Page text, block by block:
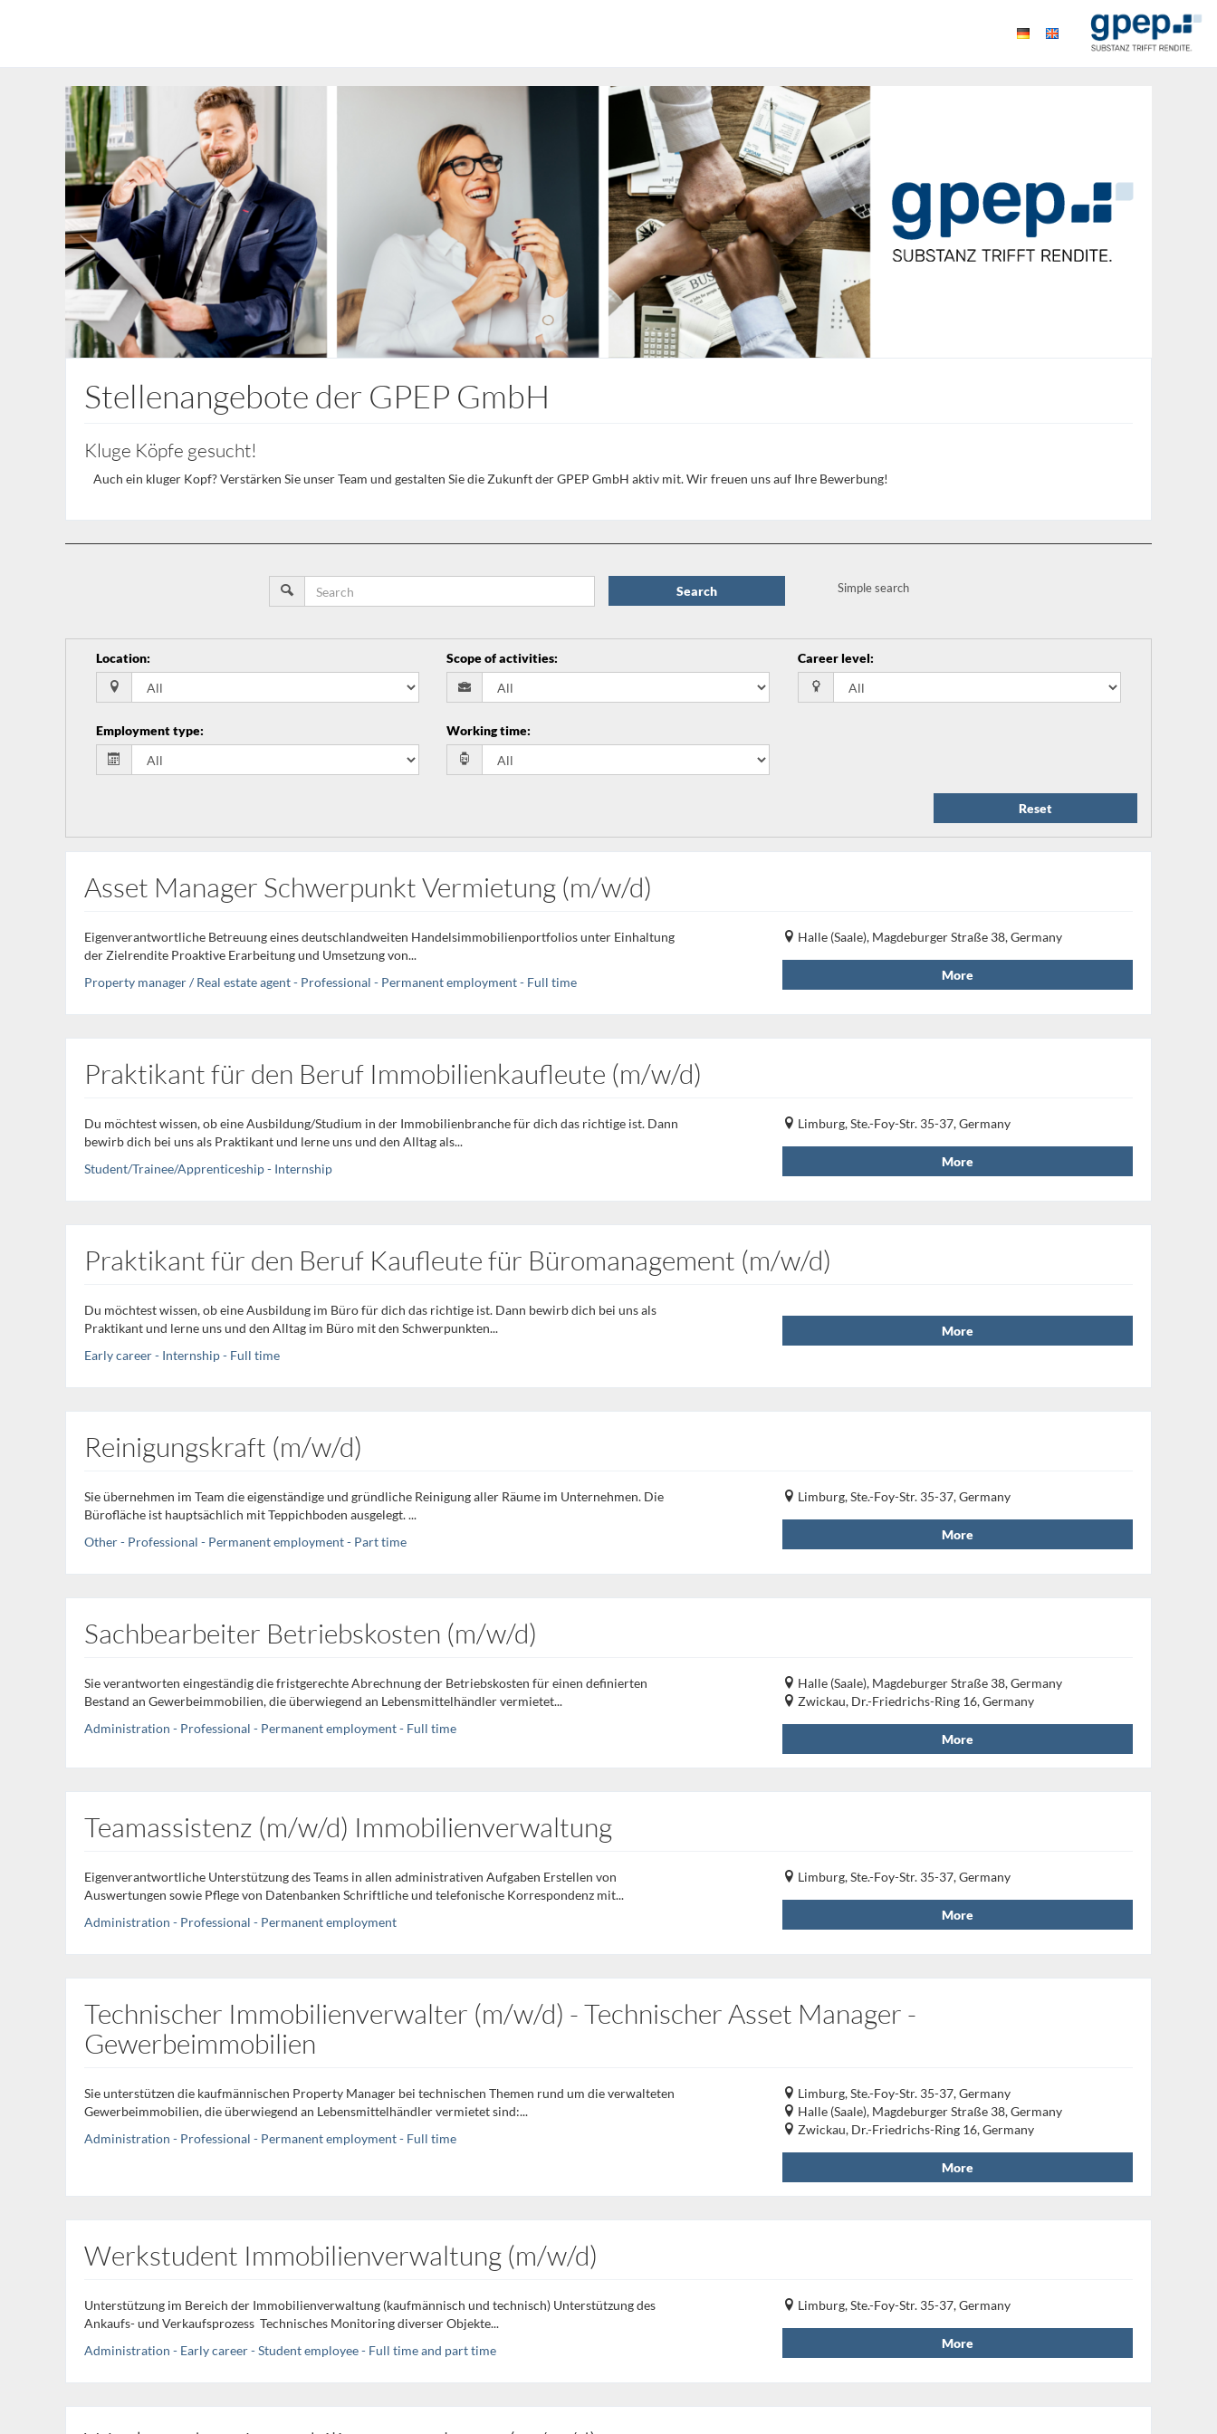
Stellenangebote der GPEP GmbH
Kluge Köpfe gesucht!
Auch ein kluger Kopf? Verstärken Sie unser Team und gestalten Sie die Zukunft der GPEP GmbH aktiv mit. Wir freuen uns auf Ihre Bewerbung!
Search Simple search
Location: Scope of activities: Career level:
Employment type: Working time:
Reset
Asset Manager Schwerpunkt Vermietung (m/w/d)
Eigenverantwortliche Betreuung eines deutschlandweiten Handelsimmobilienportfolios unter Einhaltung
der Zielrendite Proaktive Erarbeitung und Umsetzung von...
Property manager / Real estate agent - Professional - Permanent employment - Full time
Halle (Saale), Magdeburger Straße 38, Germany
More
Praktikant für den Beruf Immobilienkaufleute (m/w/d)
Du möchtest wissen, ob eine Ausbildung/Studium in der Immobilienbranche für dich das richtige ist. Dann
bewirb dich bei uns als Praktikant und lerne uns und den Alltag als...
Student/Trainee/Apprenticeship - Internship
Limburg, Ste.-Foy-Str. 35-37, Germany
More
Praktikant für den Beruf Kaufleute für Büromanagement (m/w/d)
Du möchtest wissen, ob eine Ausbildung im Büro für dich das richtige ist. Dann bewirb dich bei uns als
Praktikant und lerne uns und den Alltag im Büro mit den Schwerpunkten...
Early career - Internship - Full time
More
Reinigungskraft (m/w/d)
Sie übernehmen im Team die eigenständige und gründliche Reinigung aller Räume im Unternehmen. Die
Bürofläche ist hauptsächlich mit Teppichboden ausgelegt. ...
Other - Professional - Permanent employment - Part time
Limburg, Ste.-Foy-Str. 35-37, Germany
More
Sachbearbeiter Betriebskosten (m/w/d)
Sie verantworten eingeständig die fristgerechte Abrechnung der Betriebskosten für einen definierten
Bestand an Gewerbeimmobilien, die überwiegend an Lebensmittelhändler vermietet...
Administration - Professional - Permanent employment - Full time
Halle (Saale), Magdeburger Straße 38, Germany
Zwickau, Dr.-Friedrichs-Ring 16, Germany
More
Teamassistenz (m/w/d) Immobilienverwaltung
Eigenverantwortliche Unterstützung des Teams in allen administrativen Aufgaben Erstellen von
Auswertungen sowie Pflege von Datenbanken Schriftliche und telefonische Korrespondenz mit...
Administration - Professional - Permanent employment
Limburg, Ste.-Foy-Str. 35-37, Germany
More
Technischer Immobilienverwalter (m/w/d) - Technischer Asset Manager -
Gewerbeimmobilien
Sie unterstützen die kaufmännischen Property Manager bei technischen Themen rund um die verwalteten
Gewerbeimmobilien, die überwiegend an Lebensmittelhändler vermietet sind:...
Administration - Professional - Permanent employment - Full time
Limburg, Ste.-Foy-Str. 35-37, Germany
Halle (Saale), Magdeburger Straße 38, Germany
Zwickau, Dr.-Friedrichs-Ring 16, Germany
More
Werkstudent Immobilienverwaltung (m/w/d)
Unterstützung im Bereich der Immobilienverwaltung (kaufmännisch und technisch) Unterstützung des
Ankaufs- und Verkaufsprozess Technisches Monitoring diverser Objekte...
Administration - Early career - Student employee - Full time and part time
Limburg, Ste.-Foy-Str. 35-37, Germany
More